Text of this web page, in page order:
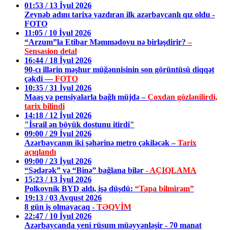
01:53 / 13 İyul 2026
Zeynəb adını tarixə yazdıran ilk azərbaycanlı qız oldu -
FOTO
11:05 / 10 İyul 2026
“Arzum”la Etibar Məmmədovu nə birləşdirir?–
Sensasion detal
16:44 / 18 İyul 2026
90-cı illərin məşhur müğənnisinin son görüntüsü diqqət
çəkdi —FOTO
10:35 / 31 İyul 2026
Maaş və pensiyalarla bağlı müjdə –Çoxdan gözlənilirdi,
tarix bilindi
14:18 / 12 İyul 2026
"İsrail ən böyük dostunu itirdi"
09:00 / 29 İyul 2026
Azərbaycanın iki şəhərinə metro çəkiləcək –Tarix
açıqlandı
09:00 / 23 İyul 2026
“Sədərək” və “Binə” bağlana bilər - AÇIQLAMA
15:23 / 13 İyul 2026
Polkovnik BYD aldı, işə düşdü: “Tapa bilmirəm”
19:13 / 03 Avqust 2026
8 gün iş olmayacaq - TƏQVİM
22:47 / 10 İyul 2026
Azərbaycanda yeni rüsum müəyyənləşir - 70 manat